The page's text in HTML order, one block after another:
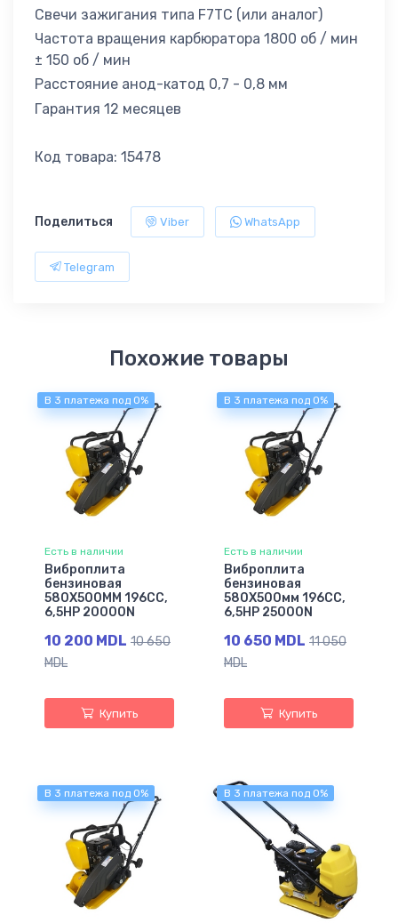
Свечи зажигания типа F7TC (или аналог)
Частота вращения карбюратора 1800 об / мин
± 150 об / мин
Расстояние анод-катод 0,7 - 0,8 мм
Гарантия 12 месяцев
Код товара: 15478
Поделиться Viber WhatsApp
Telegram
Похожие товары
В 3 платежа под 0%
Есть в наличии
Виброплита
бензиновая
580X500MM 196СС,
6,5НР 20000N
10 200 MDL 10 650
MDL
Купить
В 3 платежа под 0%
Есть в наличии
Виброплита
бензиновая
580X500мм 196СС,
6,5НР 25000N
10 650 MDL 11 050
MDL
Купить
В 3 платежа под 0% В 3 платежа под 0%